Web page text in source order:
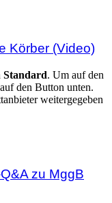
Körber (Video)
Standard. Um auf den
den Button unten.
weitergegeben
zu MggB